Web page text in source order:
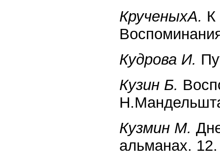
КрученыхА. К
Кудрова И.
Кузин Б.
Кузмин М.
альманах.